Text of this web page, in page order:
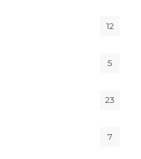
12
5
23
7